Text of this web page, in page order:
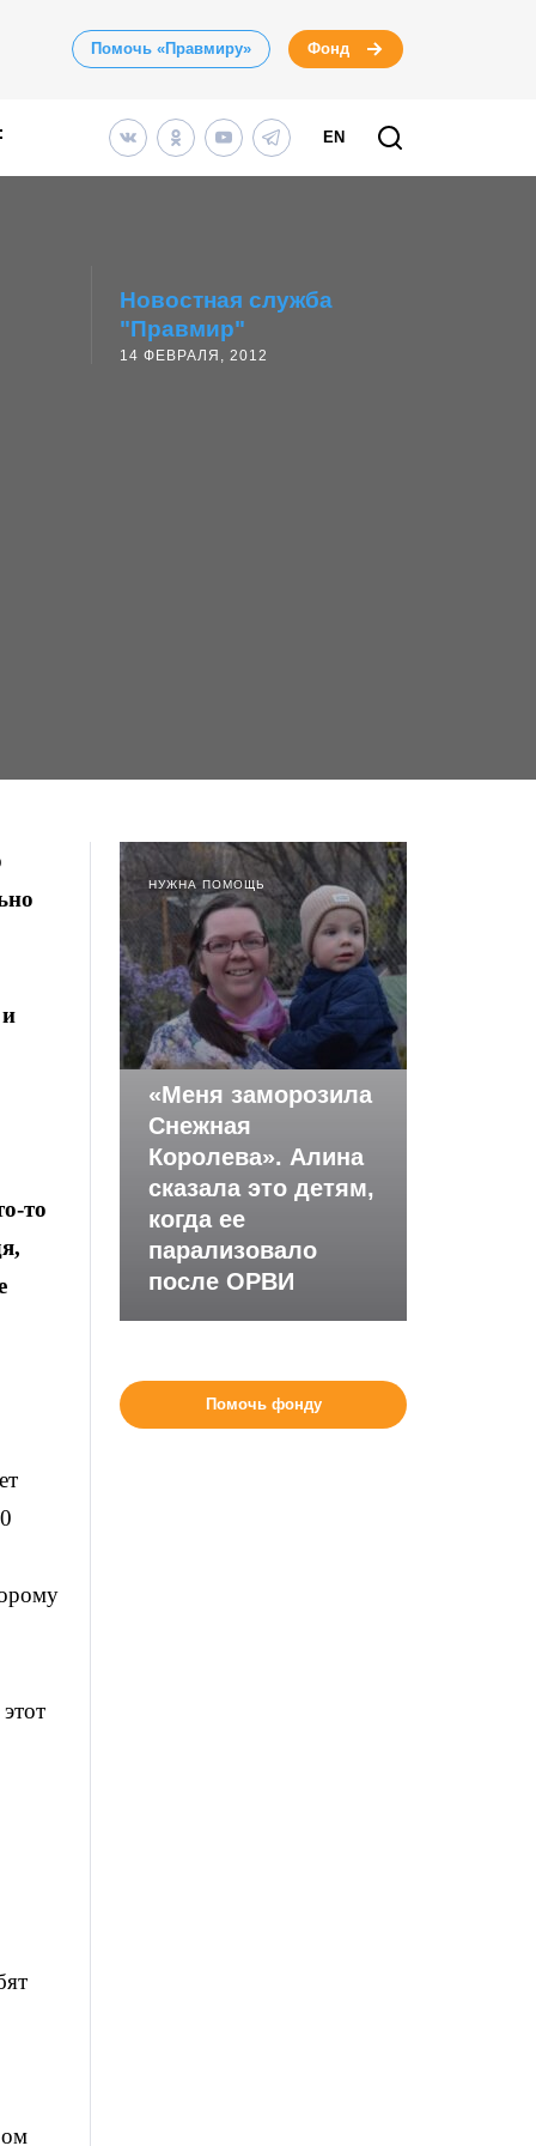
Помочь «Правмиру» Фонд
EN
Новостная служба
"Правмир"
14 ФЕВРАЛЯ, 2012
то
НУЖНА ПОМОЩЬ
«Меня заморозила
Снежная
Королева». Алина
сказала это детям,
когда ее
парализовало
после ОРВИ
Помочь фонду